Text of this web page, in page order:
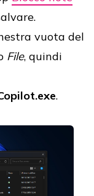
vuota del
File, quindi
.